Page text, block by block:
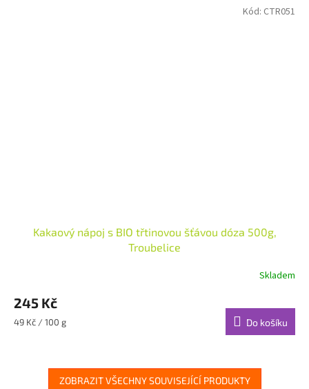
Kakaový nápoj s BIO třtinovou šťávou dóza 500g,
Troubelice
Skladem
245 Kč
Měrná
49 Kč / 100 g Do košíku
Kód: CTR051
ZOBRAZIT VŠECHNY SOUVISEJÍCÍ PRODUKTY